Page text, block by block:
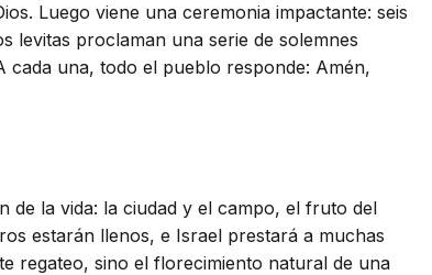
Luego viene una ceremonia impactante: seis
levitas proclaman una serie de solemnes
cada una, todo el pueblo responde: Amén,
de la vida: la ciudad y el campo, el fruto del
estarán llenos, e Israel prestará a muchas
regateo, sino el florecimiento natural de una